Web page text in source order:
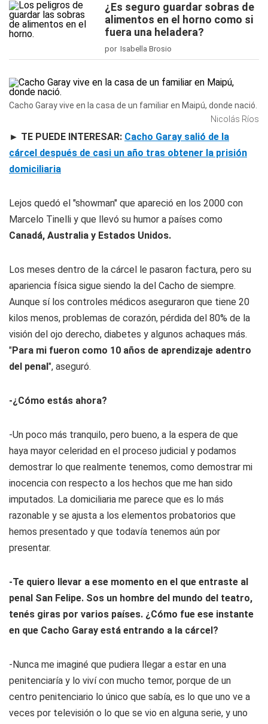
¿Es seguro guardar sobras de
alimentos en el horno como si
fuera una heladera?
por Isabella Brosio
Cacho Garay vive en la casa de un familiar en Maipú, donde nació.
Nicolás Ríos
► TE PUEDE INTERESAR: Cacho Garay salió de la
cárcel después de casi un año tras obtener la prisión
domiciliaria
Lejos quedó el "showman" que apareció en los 2000 con
Marcelo Tinelli y que llevó su humor a países como
Canadá, Australia y Estados Unidos.
Los meses dentro de la cárcel le pasaron factura, pero su
apariencia física sigue siendo la del Cacho de siempre.
Aunque sí los controles médicos aseguraron que tiene 20
kilos menos, problemas de corazón, pérdida del 80% de la
visión del ojo derecho, diabetes y algunos achaques más.
"Para mi fueron como 10 años de aprendizaje adentro
del penal", aseguró.
-¿Cómo estás ahora?
-Un poco más tranquilo, pero bueno, a la espera de que
haya mayor celeridad en el proceso judicial y podamos
demostrar lo que realmente tenemos, como demostrar mi
inocencia con respecto a los hechos que me han sido
imputados. La domiciliaria me parece que es lo más
razonable y se ajusta a los elementos probatorios que
hemos presentado y que todavía tenemos aún por
presentar.
-Te quiero llevar a ese momento en el que entraste al
penal San Felipe. Sos un hombre del mundo del teatro,
tenés giras por varios países. ¿Cómo fue ese instante
en que Cacho Garay está entrando a la cárcel?
-Nunca me imaginé que pudiera llegar a estar en una
penitenciaría y lo viví con mucho temor, porque de un
centro penitenciario lo único que sabía, es lo que uno ve a
veces por televisión o lo que se vio en alguna serie, y uno